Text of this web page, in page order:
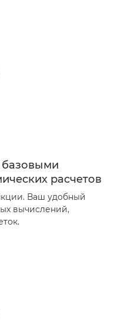
базовыми
расчетов
Ваш удобный
вычислений,